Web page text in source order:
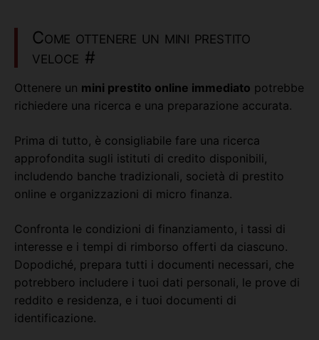
Come ottenere un mini prestito
veloce #
Ottenere un mini prestito online immediato potrebbe
richiedere una ricerca e una preparazione accurata.
Prima di tutto, è consigliabile fare una ricerca
approfondita sugli istituti di credito disponibili,
includendo banche tradizionali, società di prestito
online e organizzazioni di micro finanza.
Confronta le condizioni di finanziamento, i tassi di
interesse e i tempi di rimborso offerti da ciascuno.
Dopodiché, prepara tutti i documenti necessari, che
potrebbero includere i tuoi dati personali, le prove di
reddito e residenza, e i tuoi documenti di
identificazione.